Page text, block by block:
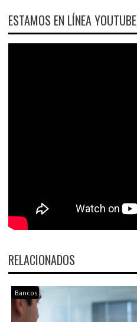
ESTAMOS EN LÍNEA YOUTUBE
RELACIONADOS
Bancos